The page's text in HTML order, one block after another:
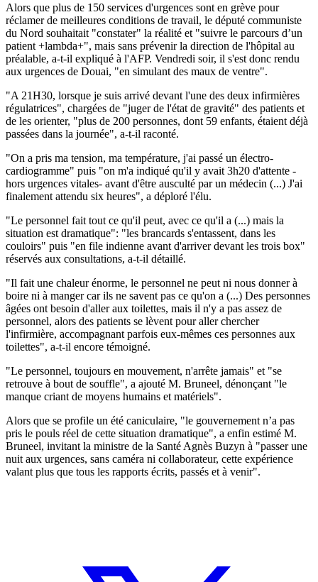
Alors que plus de 150 services d'urgences sont en grève pour
réclamer de meilleures conditions de travail, le député communiste
du Nord souhaitait "constater" la réalité et "suivre le parcours d’un
patient +lambda+", mais sans prévenir la direction de l'hôpital au
préalable, a-t-il expliqué à l'AFP. Vendredi soir, il s'est donc rendu
aux urgences de Douai, "en simulant des maux de ventre".
"A 21H30, lorsque je suis arrivé devant l'une des deux infirmières
régulatrices", chargées de "juger de l'état de gravité" des patients et
de les orienter, "plus de 200 personnes, dont 59 enfants, étaient déjà
passées dans la journée", a-t-il raconté.
"On a pris ma tension, ma température, j'ai passé un électro-
cardiogramme" puis "on m'a indiqué qu'il y avait 3h20 d'attente -
hors urgences vitales- avant d'être ausculté par un médecin (...) J'ai
finalement attendu six heures", a déploré l'élu.
"Le personnel fait tout ce qu'il peut, avec ce qu'il a (...) mais la
situation est dramatique": "les brancards s'entassent, dans les
couloirs" puis "en file indienne avant d'arriver devant les trois box"
réservés aux consultations, a-t-il détaillé.
"Il fait une chaleur énorme, le personnel ne peut ni nous donner à
boire ni à manger car ils ne savent pas ce qu'on a (...) Des personnes
âgées ont besoin d'aller aux toilettes, mais il n'y a pas assez de
personnel, alors des patients se lèvent pour aller chercher
l'infirmière, accompagnant parfois eux-mêmes ces personnes aux
toilettes", a-t-il encore témoigné.
"Le personnel, toujours en mouvement, n'arrête jamais" et "se
retrouve à bout de souffle", a ajouté M. Bruneel, dénonçant "le
manque criant de moyens humains et matériels".
Alors que se profile un été caniculaire, "le gouvernement n’a pas
pris le pouls réel de cette situation dramatique", a enfin estimé M.
Bruneel, invitant la ministre de la Santé Agnès Buzyn à "passer une
nuit aux urgences, sans caméra ni collaborateur, cette expérience
valant plus que tous les rapports écrits, passés et à venir".